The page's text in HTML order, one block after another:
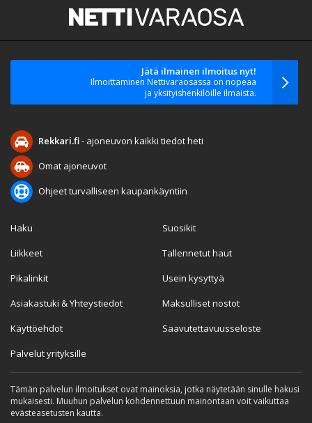
Jätä ilmainen ilmoitus nyt!
Ilmoittaminen Nettivaraosassa on nopeaa
ja yksityishenkilöille ilmaista.
Rekkari.fi- ajoneuvon kaikki tiedot heti
Omat ajoneuvot
Ohjeet turvalliseen kaupankäyntiin
Haku
Liikkeet
Pikalinkit
Asiakastuki & Yhteystiedot
Käyttöehdot
Palvelut yrityksille
Suosikit
Tallennetut haut
Usein kysyttyä
Maksulliset nostot
Saavutettavuusseloste
Tämän palvelun ilmoitukset ovat mainoksia, jotka näytetään sinulle hakusi
mukaisesti. Muuhun palvelun kohdennettuun mainontaan voit vaikuttaa
evästeasetusten kautta.